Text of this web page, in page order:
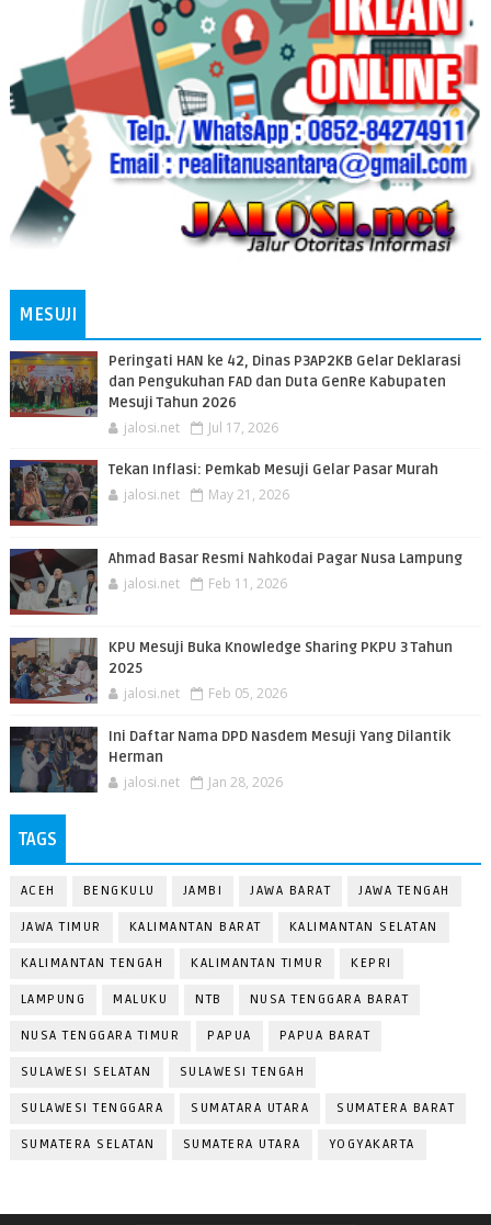
MESUJI
Peringati HAN ke 42, Dinas P3AP2KB Gelar Deklarasi
dan Pengukuhan FAD dan Duta GenRe Kabupaten
Mesuji Tahun 2026
jalosi.net Jul 17, 2026
Tekan Inflasi: Pemkab Mesuji Gelar Pasar Murah
jalosi.net May 21, 2026
Ahmad Basar Resmi Nahkodai Pagar Nusa Lampung
jalosi.net Feb 11, 2026
KPU Mesuji Buka Knowledge Sharing PKPU 3 Tahun
2025
jalosi.net Feb 05, 2026
Ini Daftar Nama DPD Nasdem Mesuji Yang Dilantik
Herman
jalosi.net Jan 28, 2026
TAGS
ACEH BENGKULU JAMBI JAWA BARAT JAWA TENGAH
JAWA TIMUR KALIMANTAN BARAT KALIMANTAN SELATAN
KALIMANTAN TENGAH KALIMANTAN TIMUR KEPRI
LAMPUNG MALUKU NTB NUSA TENGGARA BARAT
NUSA TENGGARA TIMUR PAPUA PAPUA BARAT
SULAWESI SELATAN SULAWESI TENGAH
SULAWESI TENGGARA SUMATARA UTARA SUMATERA BARAT
SUMATERA SELATAN SUMATERA UTARA YOGYAKARTA